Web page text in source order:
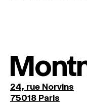
24, rue Norvins
75018 Paris